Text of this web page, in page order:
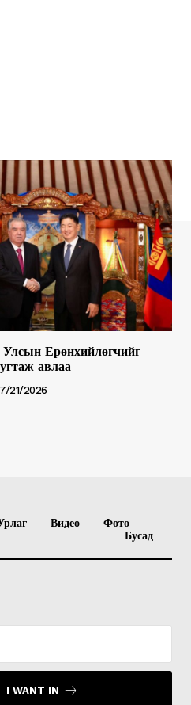
Ерөнхийлөгчийг
авлаа
21/2026
Видео
Фото
Бусад
I WANT IN